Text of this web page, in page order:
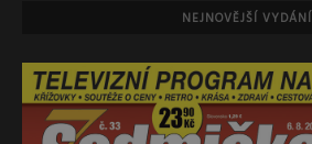
NEJNOVĚJŠÍ VYDÁNÍ